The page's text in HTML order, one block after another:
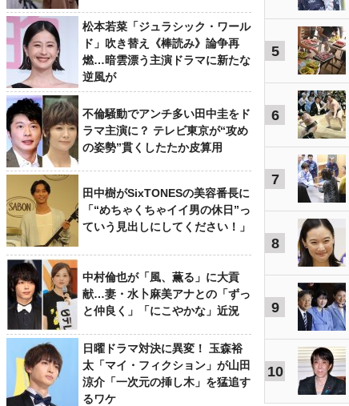
松本若菜「ジュラシック・ワール
ド」吹き替え《棒読み》論争再
燃…暗雲漂う主演ドラマに新たな
逆風が
不倫騒動でアンチ多い田中圭をド
ラマ主演に？ テレビ東京が“攻め
の姿勢”貫くしたたか皮算用
田中樹がSixTONESの美容番長に
「“めちゃくちゃイイ男の休日”っ
ていう見出しにしてください！」
中村倫也が「風、薫る」に大貢
献…妻・水卜麻美アナとの「ずっ
と仲良く」「にこやかな」近況
日曜ドラマ対決に異変！ 玉森裕
太「マイ・フィクション」が山田
涼介「一次元の挿し木」を猛追す
るワケ
5
6
7
8
9
10